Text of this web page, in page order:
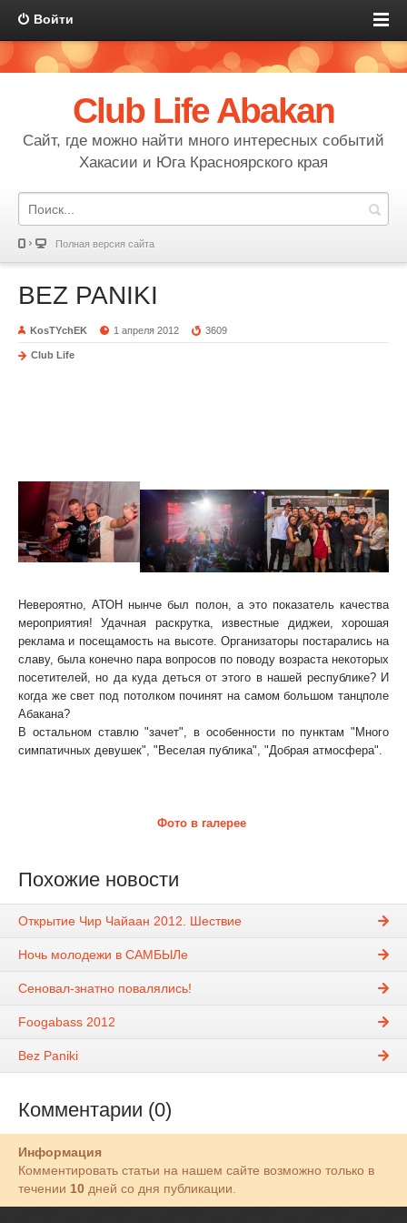
Войти
Club Life Abakan
Сайт, где можно найти много интересных событий
Хакасии и Юга Красноярского края
Полная версия сайта
BEZ PANIKI
KosTYchEK 1 апреля 2012 3609
Club Life
Невероятно, АТОН нынче был полон, а это показатель качества
мероприятия! Удачная раскрутка, известные диджеи, хорошая
реклама и посещамость на высоте. Организаторы постарались на
славу, была конечно пара вопросов по поводу возраста некоторых
посетителей, но да куда деться от этого в нашей республике? И
когда же свет под потолком починят на самом большом танцполе
Абакана?
В остальном ставлю "зачет", в особенности по пунктам "Много
симпатичных девушек", "Веселая публика", "Добрая атмосфера".
Фото в галерее
Похожие новости
Открытие Чир Чайаан 2012. Шествие
Ночь молодежи в САМБЫЛе
Сеновал-знатно повалялись!
Foogabass 2012
Bez Paniki
Комментарии (0)
Информация
Комментировать статьи на нашем сайте возможно только в
течении 10 дней со дня публикации.